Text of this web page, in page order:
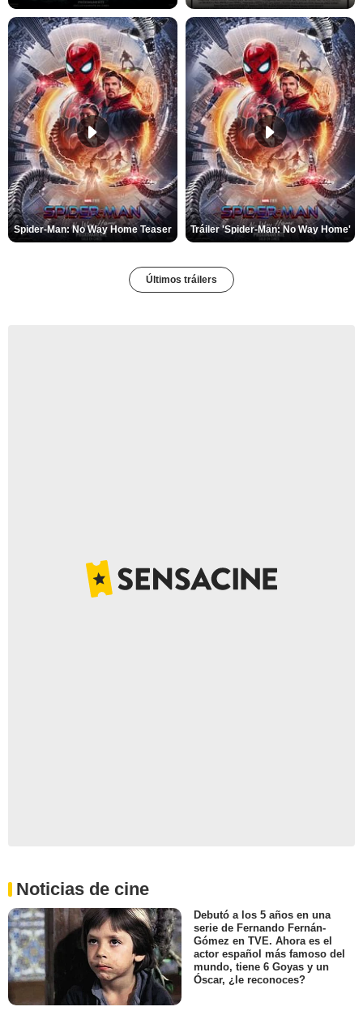
Spider-Man: No Way Home Teaser Tráiler 'Spider-Man: No Way Home'
Últimos tráilers
Noticias de cine
Debutó a los 5 años en una
serie de Fernando Fernán-
Gómez en TVE. Ahora es el
actor español más famoso del
mundo, tiene 6 Goyas y un
Óscar, ¿le reconoces?